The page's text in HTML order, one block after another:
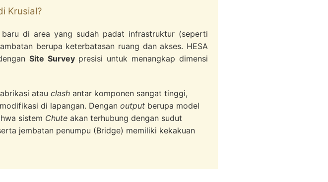
Krusial?
di area yang sudah padat infrastruktur (seperti
berupa keterbatasan ruang dan akses. HESA
Site Surveypresisi untuk menangkap dimensi
atau clash antar komponen sangat tinggi,
di lapangan. Dengan output berupa model
sistem Chute akan terhubung dengan sudut
jembatan penumpu (Bridge) memiliki kekakuan